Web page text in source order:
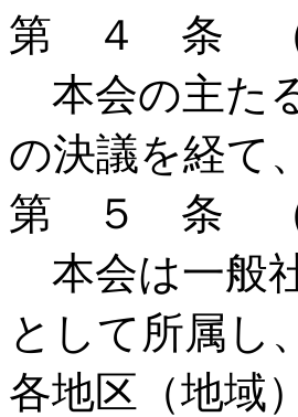
第 ４ 条
本会の主た
の決議を経て
第 ５ 条 （
本会は一般
として所属し
各地区（地域